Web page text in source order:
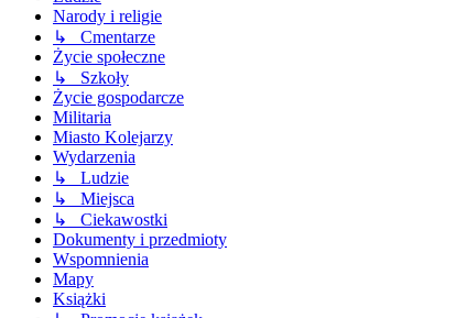
Narody i religie
↳ Cmentarze
Życie społeczne
↳ Szkoły
Życie gospodarcze
Militaria
Miasto Kolejarzy
Wydarzenia
↳ Ludzie
↳ Miejsca
↳ Ciekawostki
Dokumenty i przedmioty
Wspomnienia
Mapy
Książki